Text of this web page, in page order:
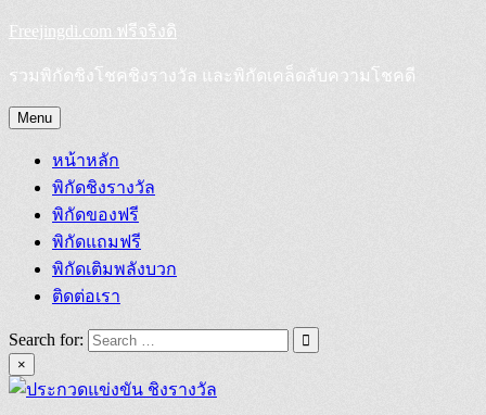
Skip
to
content
Freejingdi.com ฟรีจริงดิ
รวมพิกัดชิงโชคชิงรางวัล และพิกัดเคล็ดลับความโชคดี
Menu
หน้าหลัก
พิกัดชิงรางวัล
พิกัดของฟรี
พิกัดแถมฟรี
พิกัดเติมพลังบวก
ติดต่อเรา
Search for:
×